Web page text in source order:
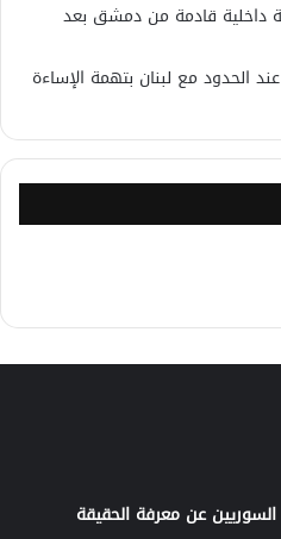
داخلية قادمة من دمشق بعد
الحدود مع لبنان بتهمة الإساءة
عن معرفة الحقيقة